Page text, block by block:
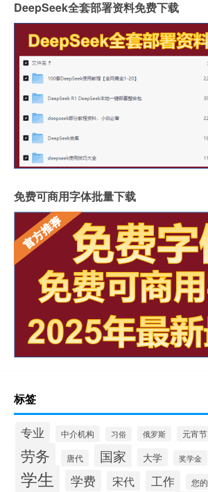
DeepSeek全套部署资料免费下载
免费可商用字体批量下载
标签
专业 中介机构 习俗 俄罗斯 元宵节
劳务 唐代 国家 大学 奖学金
学生 学费 宋代 工作 您的